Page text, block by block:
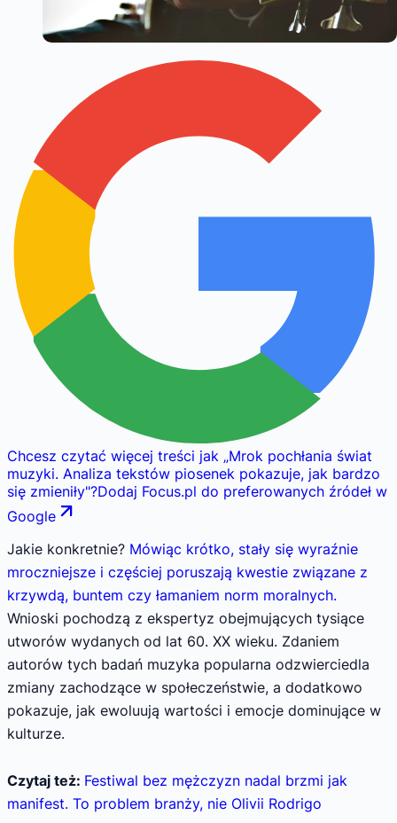
Chcesz czytać więcej treści jak „Mrok pochłania świat
muzyki. Analiza tekstów piosenek pokazuje, jak bardzo
się zmieniły"?Dodaj Focus.pl do preferowanych źródeł w
Google
Jakie konkretnie? Mówiąc krótko, stały się wyraźnie
mroczniejsze i częściej poruszają kwestie związane z
krzywdą, buntem czy łamaniem norm moralnych.
Wnioski pochodzą z ekspertyz obejmujących tysiące
utworów wydanych od lat 60. XX wieku. Zdaniem
autorów tych badań muzyka popularna odzwierciedla
zmiany zachodzące w społeczeństwie, a dodatkowo
pokazuje, jak ewoluują wartości i emocje dominujące w
kulturze.
Czytaj też: Festiwal bez mężczyzn nadal brzmi jak
manifest. To problem branży, nie Olivii Rodrigo